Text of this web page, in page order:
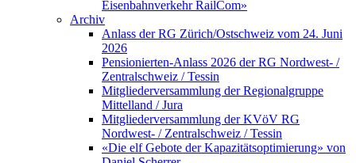
Eisenbahnverkehr RailCom»
Archiv
Anlass der RG Zürich/Ostschweiz vom 24. Juni
2026
Pensionierten-Anlass 2026 der RG Nordwest- /
Zentralschweiz / Tessin
Mitgliederversammlung der Regionalgruppe
Mittelland / Jura
Mitgliederversammlung der KVöV RG
Nordwest- / Zentralschweiz / Tessin
«Die elf Gebote der Kapazitätsoptimierung» von